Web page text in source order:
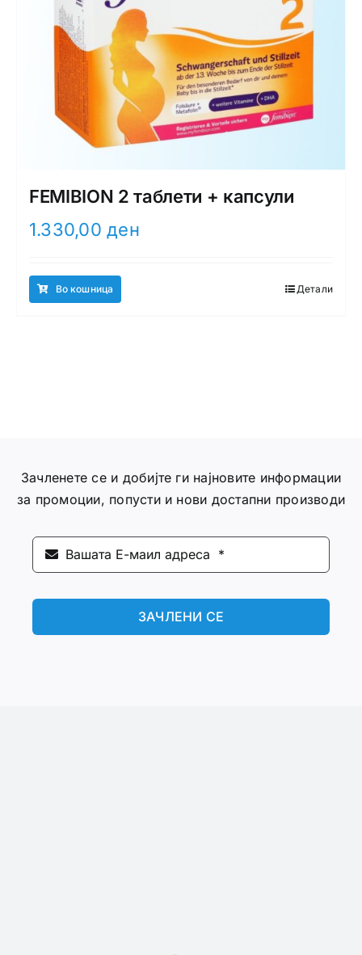
FEMIBION 2 таблети + капсули
1.330,00ден
Во кошница Детали
Зачленете се и добијте ги најновите информации
за промоции, попусти и нови достапни производи
ЗАЧЛЕНИ СЕ